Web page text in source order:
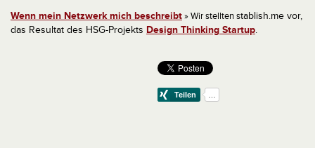
Wenn mein Netzwerk mich beschreibt» Wir stellten stablish.me vor,
das Resultat des HSG-Projekts Design Thinking Startup.